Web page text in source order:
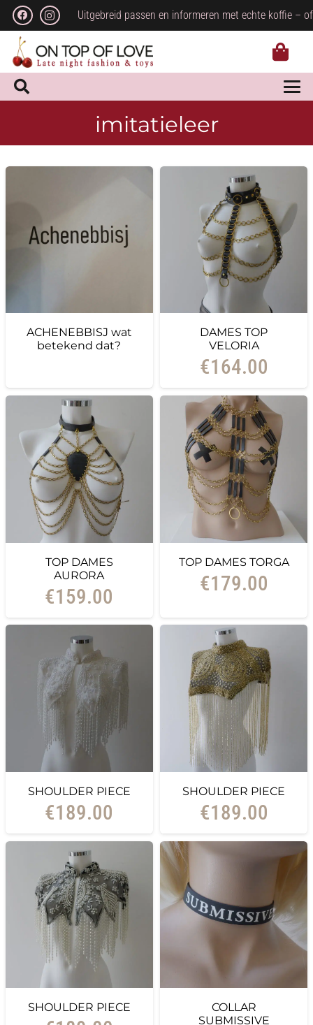
Uitgebreid passen en informeren met echte koffie –
imitatieleer
ACHENEBBISJ wat
betekend dat?
DAMES TOP
VELORIA
€164.00
TOP DAMES
AURORA
€159.00
TOP DAMES TORGA
€179.00
SHOULDER PIECE
€189.00
SHOULDER PIECE
€189.00
SHOULDER PIECE
COLLAR
SUBMISSIVE